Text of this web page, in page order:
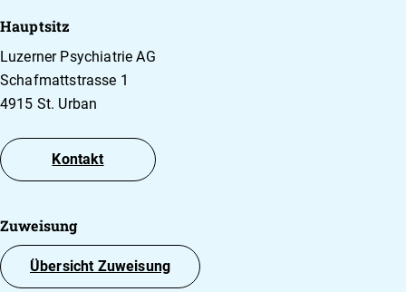
Hauptsitz
Luzerner Psychiatrie AG
Schafmattstrasse 1
4915 St. Urban
Kontakt
Zuweisung
Übersicht Zuweisung